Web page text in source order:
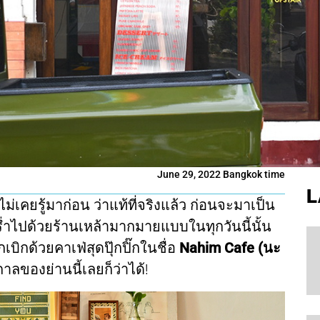
June 29, 2022 Bangkok time
เคยรู้มาก่อน ว่าแท้ที่จริงแล้ว ก่อนจะมาเป็น
ปด้วยร้านเหล้ามากมายแบบในทุกวันนี้นั้น
เบิกด้วยคาเฟ่สุดปุ๊กปิ๊กในชื่อ Nahim Cafe (นะ
ลของย่านนี้เลยก็ว่าได้!